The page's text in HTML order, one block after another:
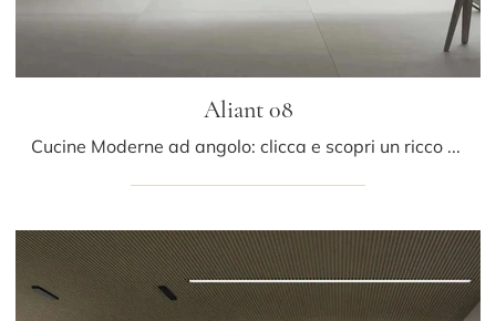
Aliant 08
Cucine Moderne ad angolo: clicca e scopri un ricco catalogo di soluzioni del brand Stosa, tra cui il modello Aliant 08.